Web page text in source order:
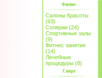
Фитнес
Салоны Красоты
(63)
Солярии (24)
Спортивные залы
(9)
Фитнес занятия
(14)
Лечебные
процедуры (8)
Спорт